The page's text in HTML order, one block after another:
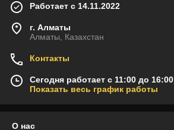
Работает с 14.11.2022
г. Алматы
Алматы, Казахстан
Контакты
Сегодня работает с 11:00 до 16:00
Показать весь график работы
О нас